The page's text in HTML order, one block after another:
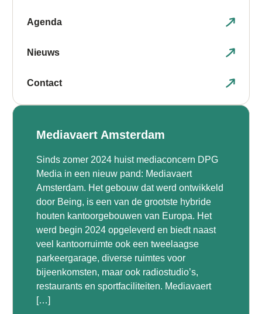
Agenda
Nieuws
Contact
Mediavaert Amsterdam
Sinds zomer 2024 huist mediaconcern DPG
Media in een nieuw pand: Mediavaert
Amsterdam. Het gebouw dat werd ontwikkeld
door Being, is een van de grootste hybride
houten kantoorgebouwen van Europa. Het
werd begin 2024 opgeleverd en biedt naast
veel kantoorruimte ook een tweelaagse
parkeergarage, diverse ruimtes voor
bijeenkomsten, maar ook radiostudio’s,
restaurants en sportfaciliteiten. Mediavaert
[…]